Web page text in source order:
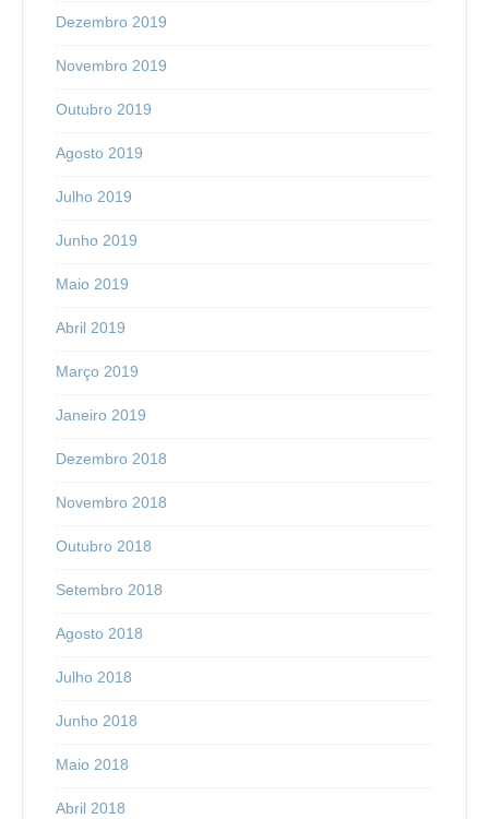
Dezembro 2019
Novembro 2019
Outubro 2019
Agosto 2019
Julho 2019
Junho 2019
Maio 2019
Abril 2019
Março 2019
Janeiro 2019
Dezembro 2018
Novembro 2018
Outubro 2018
Setembro 2018
Agosto 2018
Julho 2018
Junho 2018
Maio 2018
Abril 2018